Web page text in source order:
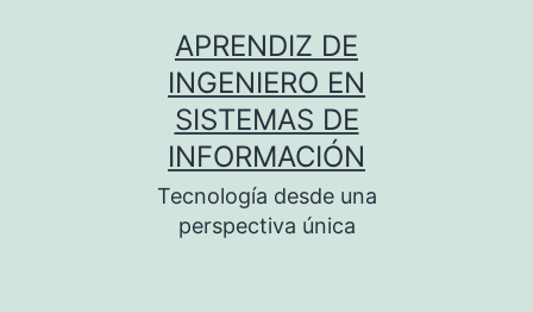
APRENDIZ DE
INGENIERO EN
SISTEMAS DE
INFORMACIÓN
Tecnología desde una
perspectiva única